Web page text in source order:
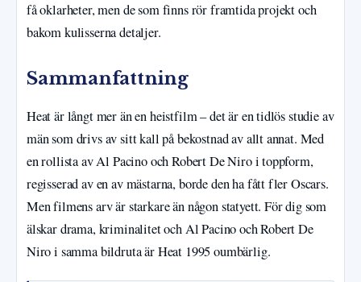
få oklarheter, men de som finns rör framtida projekt och
bakom kulisserna detaljer.
Sammanfattning
Heat är långt mer än en heistfilm – det är en tidlös studie av
män som drivs av sitt kall på bekostnad av allt annat. Med
en rollista av Al Pacino och Robert De Niro i toppform,
regisserad av en av mästarna, borde den ha fått fler Oscars.
Men filmens arv är starkare än någon statyett. För dig som
älskar drama, kriminalitet och Al Pacino och Robert De
Niro i samma bildruta är Heat 1995 oumbärlig.